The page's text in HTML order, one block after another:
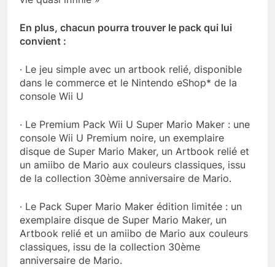
En plus, chacun pourra trouver le pack qui lui
convient :
· Le jeu simple avec un artbook relié, disponible
dans le commerce et le Nintendo eShop* de la
console Wii U
· Le Premium Pack Wii U Super Mario Maker : une
console Wii U Premium noire, un exemplaire
disque de Super Mario Maker, un Artbook relié et
un amiibo de Mario aux couleurs classiques, issu
de la collection 30ème anniversaire de Mario.
· Le Pack Super Mario Maker édition limitée : un
exemplaire disque de Super Mario Maker, un
Artbook relié et un amiibo de Mario aux couleurs
classiques, issu de la collection 30ème
anniversaire de Mario.